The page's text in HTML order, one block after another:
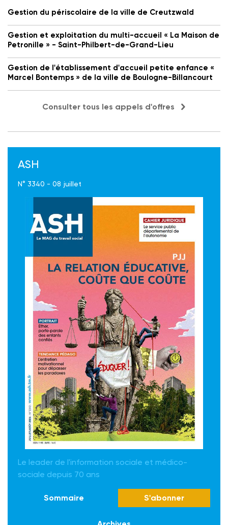
Gestion du périscolaire de la ville de Creutzwald
Gestion et exploitation du multi-accueil « La Maison de
Petronille » - Saint-Philbert-de-Grand-Lieu
Gestion de l'établissement d'accueil petite enfance «
Marcel Bontemps » de la ville de Boulogne-Billancourt
Consulter tous les appels d'offres
ASH
N° 3340 - 08 juillet
Le leader de l'information sociale et médico-
sociale depuis 70 ans
Sommaire S'abonner